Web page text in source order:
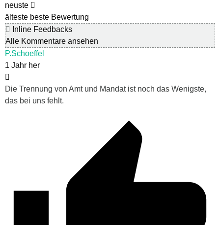
neuste
älteste beste Bewertung
Inline Feedbacks
Alle Kommentare ansehen
P.Schoeffel
1 Jahr her
Die Trennung von Amt und Mandat ist noch das Wenigste,
das bei uns fehlt.